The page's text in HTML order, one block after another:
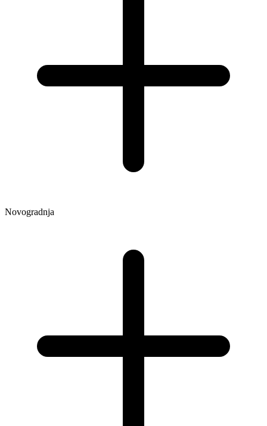
Novogradnja